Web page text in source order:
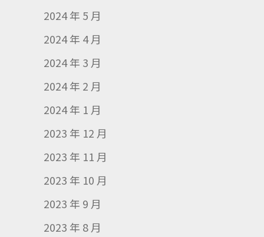
2024 年 5 月
2024 年 4 月
2024 年 3 月
2024 年 2 月
2024 年 1 月
2023 年 12 月
2023 年 11 月
2023 年 10 月
2023 年 9 月
2023 年 8 月